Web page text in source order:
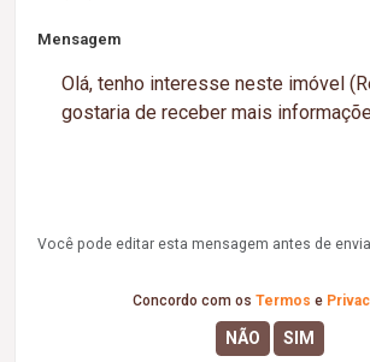
Mensagem
Você pode editar esta mensagem antes de
Concordo com os Termos e